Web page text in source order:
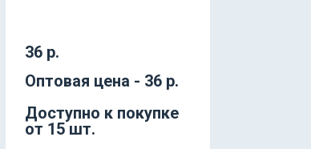
36 р.
Оптовая цена - 36 р.
Доступно к покупке
от 15 шт.